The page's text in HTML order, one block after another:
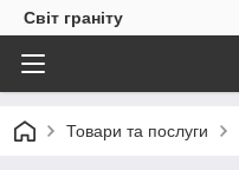
Світ граніту
Товари та послуги